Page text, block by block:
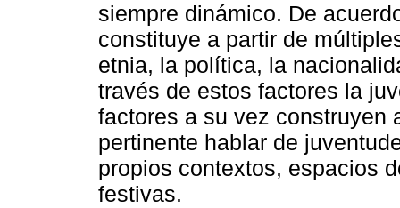
siempre dinámico. De
constituye a partir de
etnia, la política, la
través de estos factores la
factores a su vez construyen
pertinente hablar de
propios contextos, espacios
festivas.